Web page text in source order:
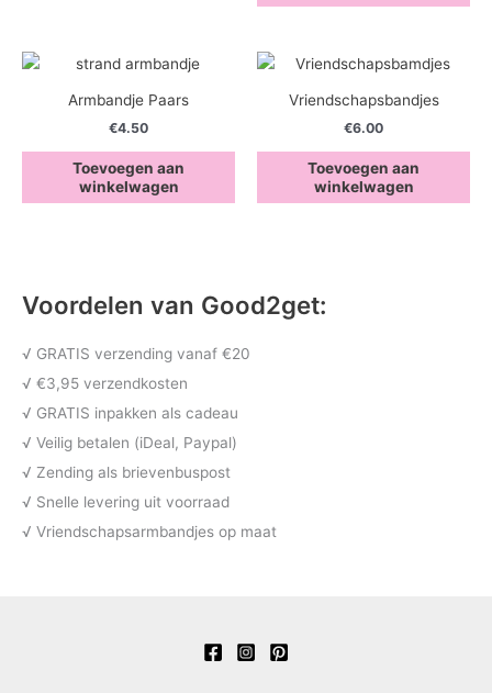
Voordelen van Good2get:
√ GRATIS verzending vanaf €20
√ €3,95 verzendkosten
√ GRATIS inpakken als cadeau
√ Veilig betalen (iDeal, Paypal)
√ Zending als brievenbuspost
√ Snelle levering uit voorraad
√ Vriendschapsarmbandjes op maat
Armbandje Paars
€4.50
Toevoegen aan
winkelwagen
Vriendschapsbandjes
€6.00
Toevoegen aan
winkelwagen